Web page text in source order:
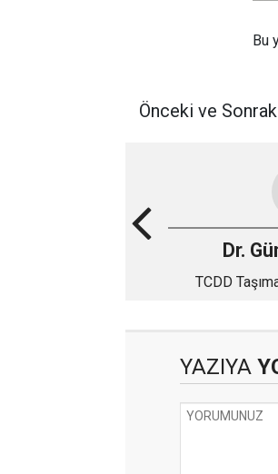
Bu
Önceki ve
Dr.
TCDD
YAZIYA